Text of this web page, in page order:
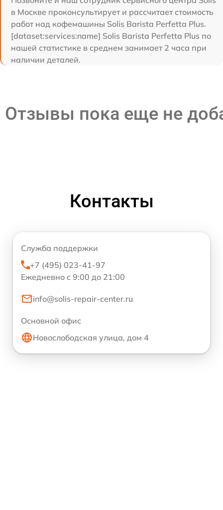
в Москве проконсультирует и рассчитает стоимость
работ над кофемашины Solis Barista Perfetta Plus.
[dataset:services:name] Solis Barista Perfetta Plus по
нашей статистике в среднем занимает 2 часа при
наличии деталей.
Отзывы пока еще не
Контакты
Служба поддержки
+7 (495) 023-41-97
Ежедневно с 9:00 до 21:00
info@solis-repair-center.ru
Основной офис
Новослободская улица, дом 4